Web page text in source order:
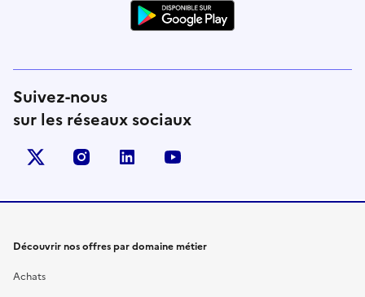
Suivez-nous
sur les réseaux sociaux
X (anciennement Twitter)
instagramlinkedin
Découvrir nos offres par domaine métier
Achats